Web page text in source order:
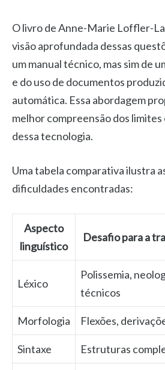
O livro de Anne-Marie Loffler-
visão aprofundada dessas
um manual técnico, mas sim de
e do uso de documentos
automática. Essa abordagem
melhor compreensão dos
dessa tecnologia.
Uma tabela comparativa ilustra
dificuldades encontradas:
Aspecto
linguístico
Desafio para a
Léxico
Polissemia,
técnicos
Morfologia Flexões,
Sintaxe Estruturas